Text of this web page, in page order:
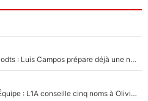
Le PSG se fait recaler pour Mika Godts : Luis Campos prépare déjà une nouvelle offensive pour boucler son transfert !
Johan Micoud quitte La Chaîne L’Équipe : L’IA conseille cinq noms à Olivier Ménard pour le remplacer dans L’Équipe du Soir